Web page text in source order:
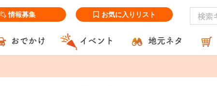
情報募集 お気に入りリスト
おでかけ イベント 地元ネタ